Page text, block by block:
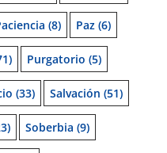
(8) Paz (6)
Purgatorio (5)
(33) Salvación (51)
Soberbia (9)